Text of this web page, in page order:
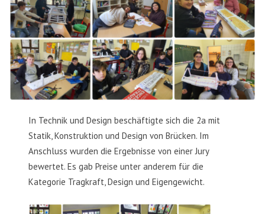
In Technik und Design beschäftigte sich die 2a mit
Statik, Konstruktion und Design von Brücken. Im
Anschluss wurden die Ergebnisse von einer Jury
bewertet. Es gab Preise unter anderem für die
Kategorie Tragkraft, Design und Eigengewicht.